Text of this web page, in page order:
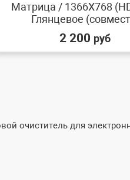
Матрица / 1366X768
Глянцевое
2 200 руб